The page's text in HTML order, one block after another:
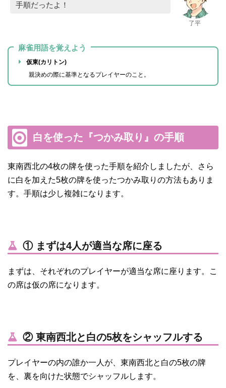
了平
手順だったよ！
麻雀用語を覚えよう
仮東(カリトン)
親決めの際に基準となるプレイヤーのこと。
白を使った『つかみ取り』の手順
東南西北の4枚の牌を使った手順を紹介しましたが、さら
に白を加えた5枚の牌を使ったつかみ取りの方法もありま
す。手順は少し複雑になります。
① まずは4人が適当な席に座る
まずは、それぞれのプレイヤーが適当な席に座ります。こ
の席は仮の席になります。
② 東南西北と白の5枚をシャッフルする
プレイヤーの内の誰か一人が、東南西北と白の5枚の牌
を、裏を向けた状態でシャッフルします。